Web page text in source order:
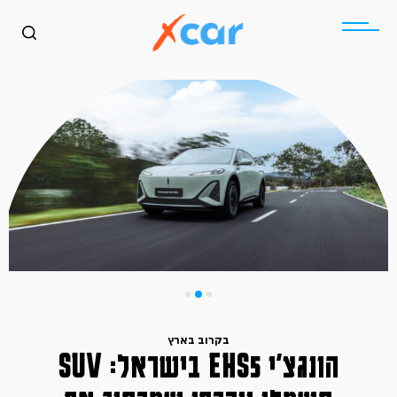
כללי
בקרוב בארץ
הונגצ׳י EHS5 בישראל: SUV
בקרוב בארץ